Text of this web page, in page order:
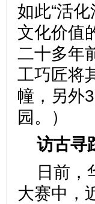
如此“活
文化价值
二十多年
工巧匠将
幢，另外
园。
访古
日前，
大赛中，